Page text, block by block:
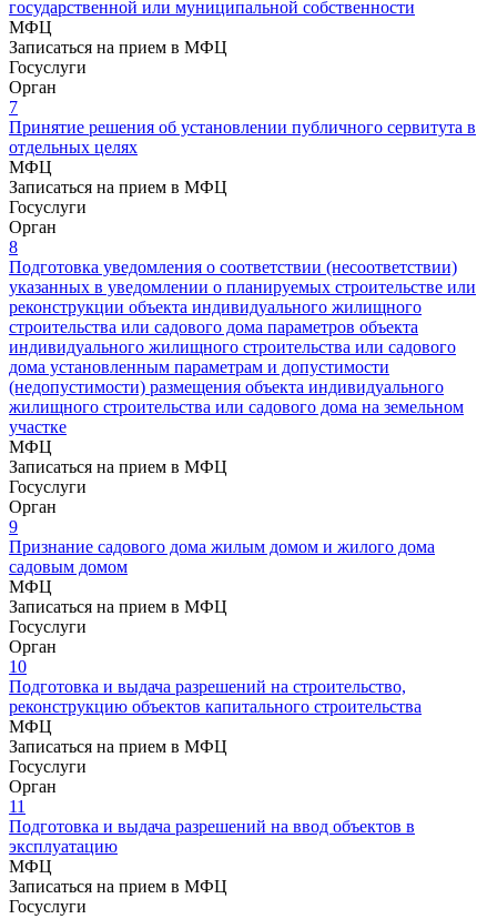
государственной или муниципальной собственности
МФЦ
Записаться на прием в МФЦ
Госуслуги
Орган
7
Принятие решения об установлении публичного сервитута в
отдельных целях
МФЦ
Записаться на прием в МФЦ
Госуслуги
Орган
8
Подготовка уведомления о соответствии (несоответствии)
указанных в уведомлении о планируемых строительстве или
реконструкции объекта индивидуального жилищного
строительства или садового дома параметров объекта
индивидуального жилищного строительства или садового
дома установленным параметрам и допустимости
(недопустимости) размещения объекта индивидуального
жилищного строительства или садового дома на земельном
участке
МФЦ
Записаться на прием в МФЦ
Госуслуги
Орган
9
Признание садового дома жилым домом и жилого дома
садовым домом
МФЦ
Записаться на прием в МФЦ
Госуслуги
Орган
10
Подготовка и выдача разрешений на строительство,
реконструкцию объектов капитального строительства
МФЦ
Записаться на прием в МФЦ
Госуслуги
Орган
11
Подготовка и выдача разрешений на ввод объектов в
эксплуатацию
МФЦ
Записаться на прием в МФЦ
Госуслуги